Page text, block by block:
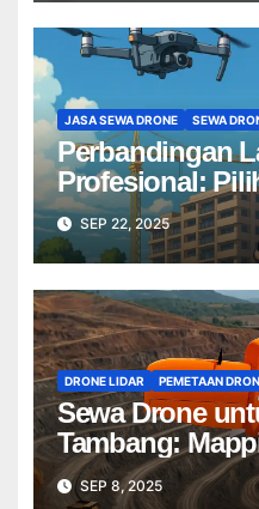
JASA SEWA DRONE SEWA
Perbandingan
Profesional:
Terbaik untuk
SEP 22, 2025
DRONE LIDAR PEMETAAN
Sewa Drone
Tambang:
Profesional
SEP 8, 2025